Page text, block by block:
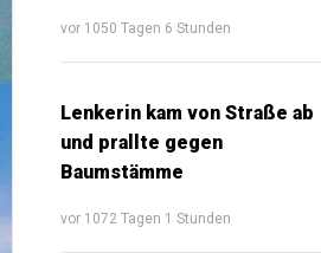
vor 1050 Tagen 6 Stunden
Lenkerin kam von Straße ab
und prallte gegen
Baumstämme
vor 1072 Tagen 1 Stunden